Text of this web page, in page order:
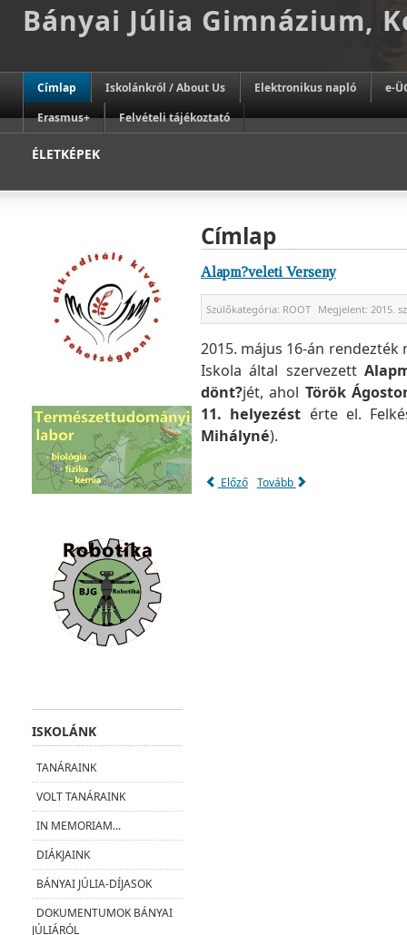
Bányai Júlia Gimnázium,
Címlap Iskolánkról / About Us Elektronikus napló
e-
Erasmus+
Felvételi tájékoztató
ÉLETKÉPEK
Címlap
Alapm?veleti Verseny
Szülőkategória: ROOT Megjelent: 2015.
2015. május 16-án
Iskola által szervezett
dönt?jét, ahol Török
11. helyezést érte el.
Mihályné).
Előző Tovább
ISKOLÁNK
TANÁRAINK
VOLT TANÁRAINK
IN MEMORIAM...
DIÁKJAINK
BÁNYAI JÚLIA-DÍJASOK
DOKUMENTUMOK BÁNYAI
JÚLIÁRÓL